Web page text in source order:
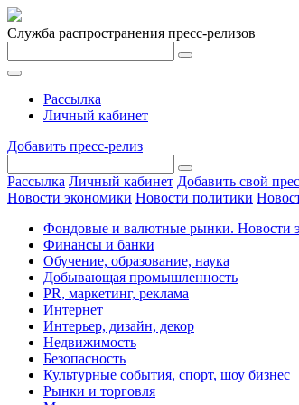
Служба распространения пресс-релизов
Рассылка
Личный кабинет
Добавить пресс-релиз
Рассылка Личный кабинет Добавить свой
Новости экономики Новости политики
Фондовые и валютные рынки. Новости
Финансы и банки
Обучение, образование, наука
Добывающая промышленность
PR, маркетинг, реклама
Интернет
Интерьер, дизайн, декор
Недвижимость
Безопасность
Культурные события, спорт, шоу бизнес
Рынки и торговля